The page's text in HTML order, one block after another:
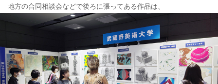
地方の合同相談会などで後ろに張ってある作品は、